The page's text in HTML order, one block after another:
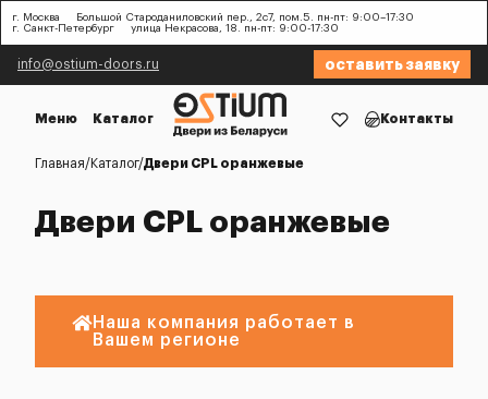
г. Москва
Большой Староданиловский пер., 2с7, пом.5. пн-пт: 9:00–17:30
г. Санкт-Петербург
улица Некрасова, 18. пн-пт: 9:00-17:30
info@ostium-doors.ru оставить заявку
Меню Каталог Контакты
Главная Каталог Двери CPL оранжевые
Двери CPL оранжевые
Наша компания работает в
Вашем регионе